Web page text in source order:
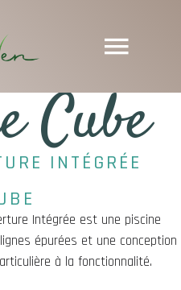
Cube
INTÉGRÉE
Intégrée est une piscine
épurées et une conception
à la fonctionnalité.